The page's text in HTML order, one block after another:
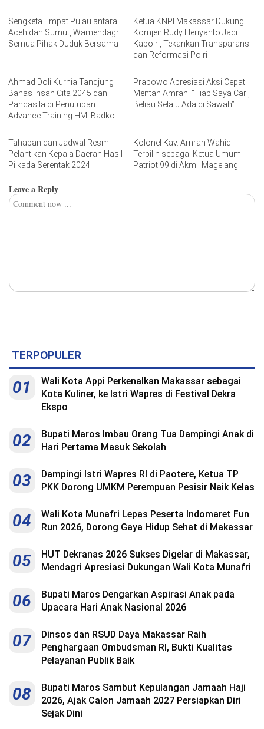
Sengketa Empat Pulau antara
Aceh dan Sumut, Wamendagri:
Semua Pihak Duduk Bersama
Ketua KNPI Makassar Dukung
Komjen Rudy Heriyanto Jadi
Kapolri, Tekankan Transparansi
dan Reformasi Polri
Ahmad Doli Kurnia Tandjung
Bahas Insan Cita 2045 dan
Pancasila di Penutupan
Advance Training HMI Badko
Prabowo Apresiasi Aksi Cepat
Mentan Amran: “Tiap Saya Cari,
Beliau Selalu Ada di Sawah”
Tahapan dan Jadwal Resmi
Pelantikan Kepala Daerah Hasil
Pilkada Serentak 2024
Kolonel Kav. Amran Wahid
Terpilih sebagai Ketua Umum
Patriot 99 di Akmil Magelang
Leave a Reply
TERPOPULER
01
Wali Kota Appi Perkenalkan Makassar sebagai
Kota Kuliner, ke Istri Wapres di Festival Dekra
Ekspo
02
Bupati Maros Imbau Orang Tua Dampingi Anak di
Hari Pertama Masuk Sekolah
03
Dampingi Istri Wapres RI di Paotere, Ketua TP
PKK Dorong UMKM Perempuan Pesisir Naik Kelas
04
Wali Kota Munafri Lepas Peserta Indomaret Fun
Run 2026, Dorong Gaya Hidup Sehat di Makassar
05
HUT Dekranas 2026 Sukses Digelar di Makassar,
Mendagri Apresiasi Dukungan Wali Kota Munafri
06
Bupati Maros Dengarkan Aspirasi Anak pada
Upacara Hari Anak Nasional 2026
07
Dinsos dan RSUD Daya Makassar Raih
Penghargaan Ombudsman RI, Bukti Kualitas
Pelayanan Publik Baik
08
Bupati Maros Sambut Kepulangan Jamaah Haji
2026, Ajak Calon Jamaah 2027 Persiapkan Diri
Sejak Dini